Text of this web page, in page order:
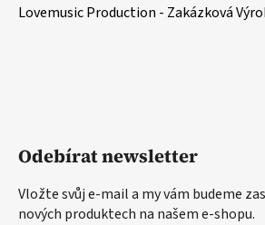
Lovemusic Production - Zakázková
Odebírat newsletter
Vložte svůj e-mail a my vám budeme
nových produktech na našem e-shopu.